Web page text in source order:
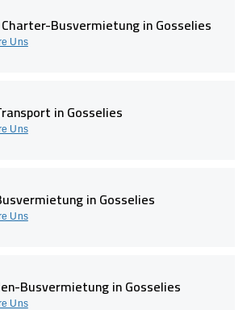
Busvermietung in Gosselies
Uns
in Gosselies
Uns
in Gosselies
Uns
Busvermietung in Gosselies
Uns